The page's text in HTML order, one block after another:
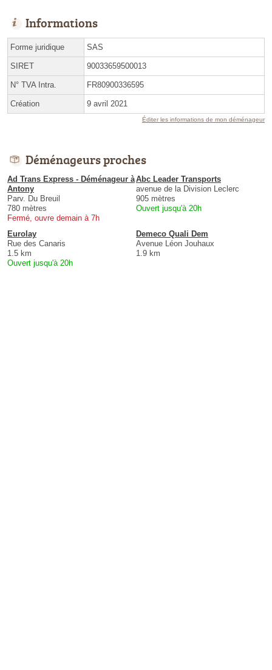
Informations
Forme juridique SAS
SIRET 90033659500013
N° TVA Intra. FR80900336595
Création 9 avril 2021
Éditer les informations de mon déménageur
Déménageurs proches
Ad Trans Express - Déménageur à
Antony
Parv. Du Breuil
780 mètres
Fermé, ouvre demain à 7h
Abc Leader Transports
avenue de la Division Leclerc
905 mètres
Ouvert jusqu'à 20h
Eurolay
Rue des Canaris
1.5 km
Ouvert jusqu'à 20h
Demeco Quali Dem
Avenue Léon Jouhaux
1.9 km